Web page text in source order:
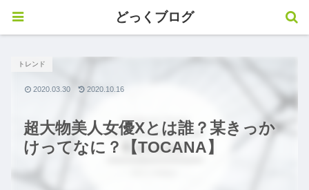
超大物美人女優Xとは誰？某きっか
けってなに？【TOCANA】
トレンド
2020.03.30 2020.10.16
どっくブログ